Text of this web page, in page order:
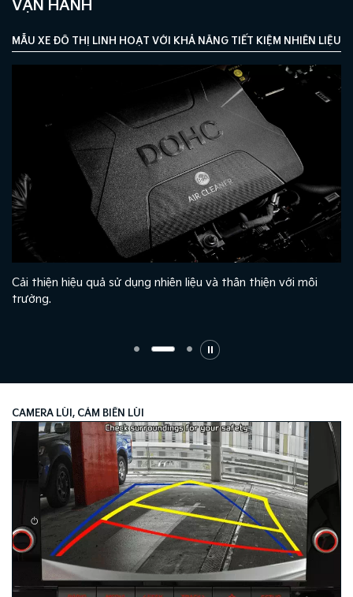
VẬN HÀNH
MẪU XE ĐÔ THỊ LINH HOẠT VỚI KHẢ NĂNG TIẾT KIỆM NHIÊN LIỆU
Cải thiện hiệu quả sử dụng nhiên liệu và thân thiện với môi
trường.
CAMERA LÙI, CẢM BIẾN LÙI